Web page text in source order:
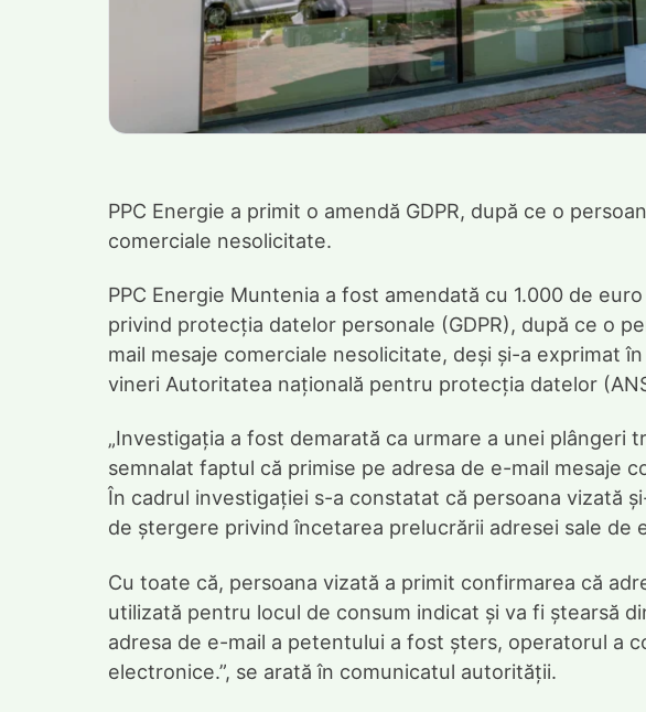
PPC Energie a primit o amendă GDPR, după ce o
comerciale nesolicitate.
PPC Energie Muntenia a fost amendată cu 1.000 de
privind protecția datelor personale (GDPR), după ce o
mail mesaje comerciale nesolicitate, deși și-a exprimat
vineri Autoritatea națională pentru protecția datelor
„Investigația a fost demarată ca urmare a unei plângeri
semnalat faptul că primise pe adresa de e-mail mesaje
În cadrul investigației s-a constatat că persoana vizată
de ștergere privind încetarea prelucrării adresei sale de
Cu toate că, persoana vizată a primit confirmarea că
utilizată pentru locul de consum indicat și va fi ștearsă
adresa de e-mail a petentului a fost șters, operatorul a
electronice.”, se arată în comunicatul autorității.